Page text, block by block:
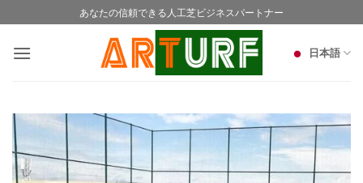
to
content
あなたの信頼できる人工芝ビジネスパートナー
日本語